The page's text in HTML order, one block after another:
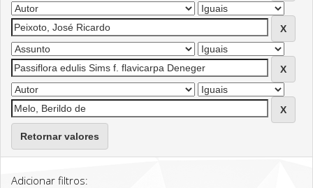
Retornar valores
Adicionar filtros: